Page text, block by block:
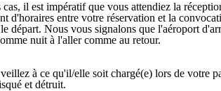
il est impératif que vous attendiez la
d'horaires entre votre réservation et la
départ. Nous vous signalons que l'aéroport
nuit à l'aller comme au retour.
à ce qu'il/elle soit chargé(e) lors de votre
et détruit.